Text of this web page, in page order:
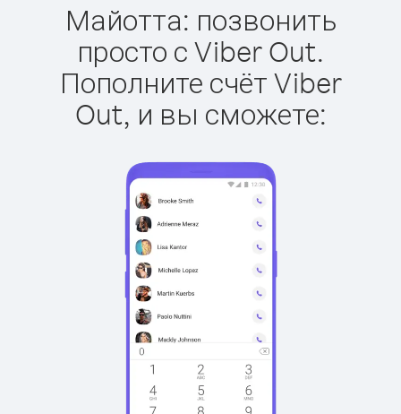
Майотта: позвонить
просто с Viber Out.
Пополните счёт Viber
Out, и вы сможете: